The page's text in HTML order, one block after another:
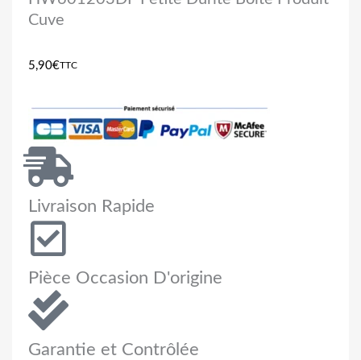
Cuve
5,90€TTC
Livraison Rapide
Pièce Occasion D'origine
Garantie et Contrôlée